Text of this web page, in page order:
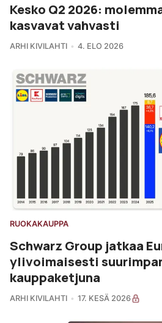
Kesko Q2 2026:
kasvavat vahvasti
ARHI KIVILAHTI 4. ELO 2026
RUOKAKAUPPA
Schwarz Group jatkaa
ylivoimaisesti
kauppaketjuna
ARHI KIVILAHTI 17. KESÄ 2026